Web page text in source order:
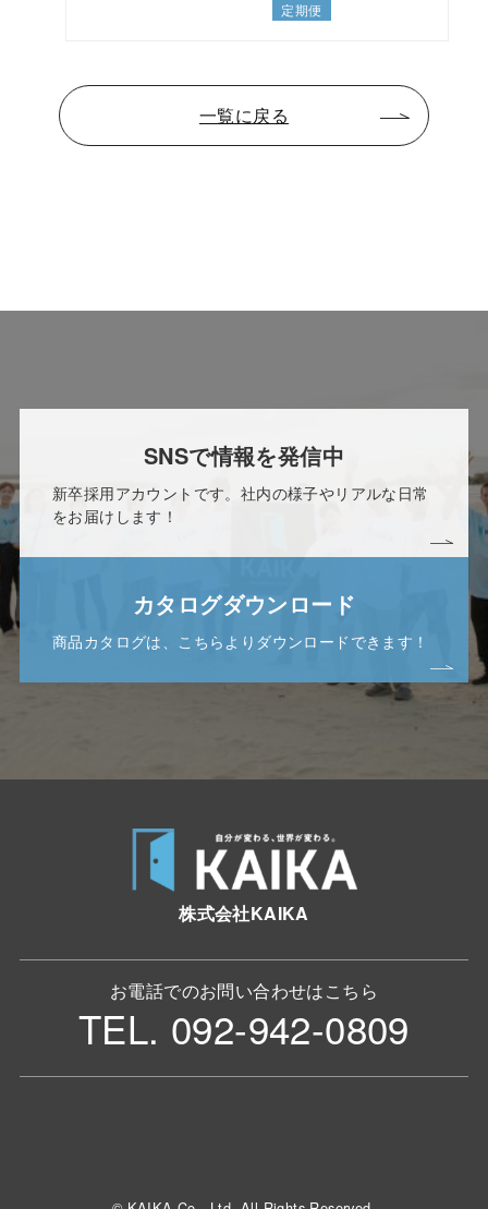
定期便
一覧に戻る
SNSで情報を発信中
新卒採用アカウントです。社内の様子やリアルな日常
をお届けします！
カタログダウンロード
商品カタログは、こちらよりダウンロードできます！
株式会社KAIKA
お電話でのお問い合わせはこちら
TEL. 092-942-0809